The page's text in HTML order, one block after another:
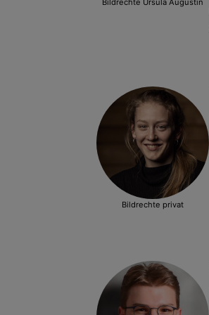
Bildrechte Ursula Augustin
Bildrechte privat